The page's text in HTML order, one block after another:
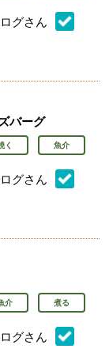
グさん
バーグ
く 魚介
グさん
介 煮る
グさん